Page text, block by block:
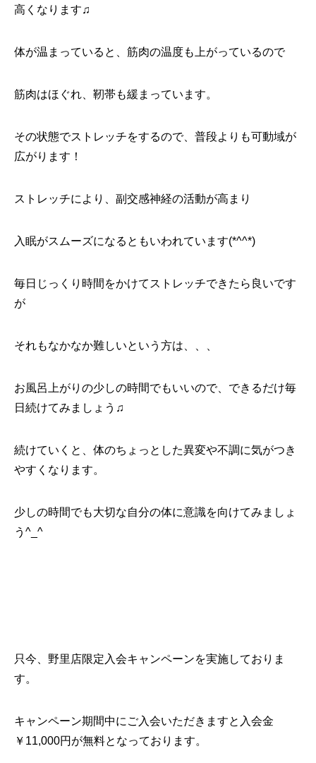
高くなります♫
体が温まっていると、筋肉の温度も上がっているので
筋肉はほぐれ、靭帯も緩まっています。
その状態でストレッチをするので、普段よりも可動域が
広がります！
ストレッチにより、副交感神経の活動が高まり
入眠がスムーズになるともいわれています(*^^*)
毎日じっくり時間をかけてストレッチできたら良いです
が
それもなかなか難しいという方は、、、
お風呂上がりの少しの時間でもいいので、できるだけ毎
日続けてみましょう♫
続けていくと、体のちょっとした異変や不調に気がつき
やすくなります。
少しの時間でも大切な自分の体に意識を向けてみましょ
う^_^
只今、野里店限定入会キャンペーンを実施しておりま
す。
キャンペーン期間中にご入会いただきますと入会金
￥11,000円が無料となっております。